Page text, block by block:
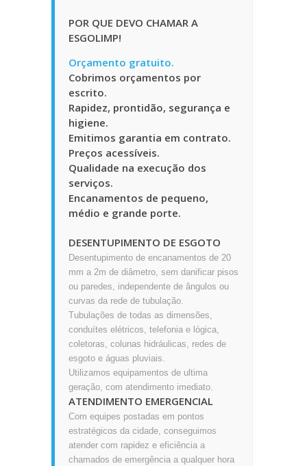
POR QUE DEVO CHAMAR A
ESGOLIMP!
Orçamento gratuito.
Cobrimos orçamentos por
escrito.
Rapidez, prontidão, segurança e
higiene.
Emitimos garantia em contrato.
Preços acessíveis.
Qualidade na execução dos
serviços.
Encanamentos de pequeno,
médio e grande porte.
DESENTUPIMENTO DE ESGOTO
Desentupimento de encanamentos de 20
mm a 2m de diâmetro, sem danificar pisos
ou paredes, independente de ângulos ou
curvas da rede de tubulação.
Tubulações de todas as dimensões,
conduítes elétricos, telefonia e lógica,
coletoras, colunas hidráulicas, redes de
esgoto e águas pluviais.
Utilizamos equipamentos de ultima
geração, com atendimento imediato.
ATENDIMENTO EMERGENCIAL
Com equipes postadas em pontos
estratégicos da cidade, conseguimos
atender com rapidez e eficiência a
chamados de emergência a qualquer hora